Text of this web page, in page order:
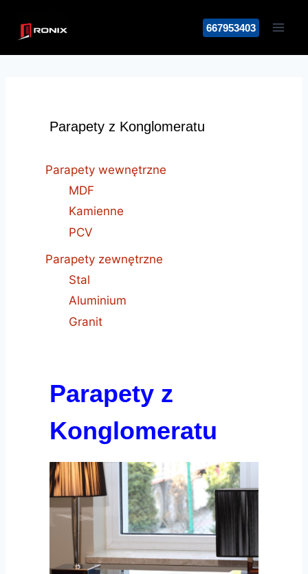
667953403
Parapety z Konglomeratu
Parapety wewnętrzne
MDF
Kamienne
PCV
Parapety zewnętrzne
Stal
Aluminium
Granit
Parapety z
Konglomeratu